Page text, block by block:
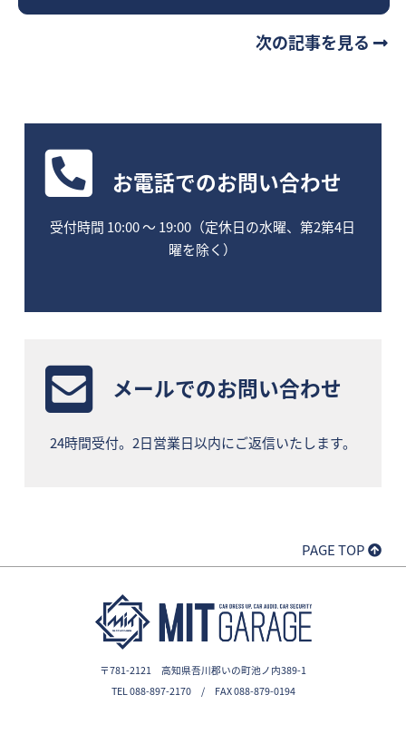
次の記事を見る
お電話でのお問い合わせ
受付時間 10:00 〜 19:00（定休日の水曜、第2第4日
曜を除く）
メールでのお問い合わせ
24時間受付。2日営業日以内にご返信いたします。
PAGE TOP
〒781-2121 高知県吾川郡いの町池ノ内389-1
TEL 088-897-2170 / FAX 088-879-0194